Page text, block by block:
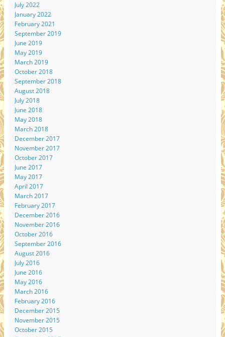
July 2022
January 2022
February 2021
September 2019
June 2019
May 2019
March 2019
October 2018
September 2018
August 2018
July 2018
June 2018
May 2018
March 2018
December 2017
November 2017
October 2017
June 2017
May 2017
April 2017
March 2017
February 2017
December 2016
November 2016
October 2016
September 2016
August 2016
July 2016
June 2016
May 2016
March 2016
February 2016
December 2015
November 2015
October 2015